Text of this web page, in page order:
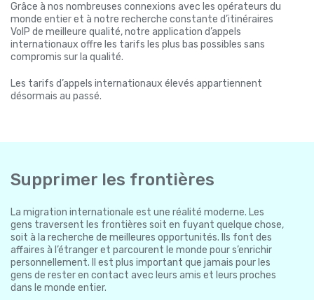
Grâce à nos nombreuses connexions avec les opérateurs du
monde entier et à notre recherche constante d’itinéraires
VoIP de meilleure qualité, notre application d’appels
internationaux offre les tarifs les plus bas possibles sans
compromis sur la qualité.
Les tarifs d’appels internationaux élevés appartiennent
désormais au passé.
Supprimer les frontières
La migration internationale est une réalité moderne. Les
gens traversent les frontières soit en fuyant quelque chose,
soit à la recherche de meilleures opportunités. Ils font des
affaires à l’étranger et parcourent le monde pour s’enrichir
personnellement. Il est plus important que jamais pour les
gens de rester en contact avec leurs amis et leurs proches
dans le monde entier.